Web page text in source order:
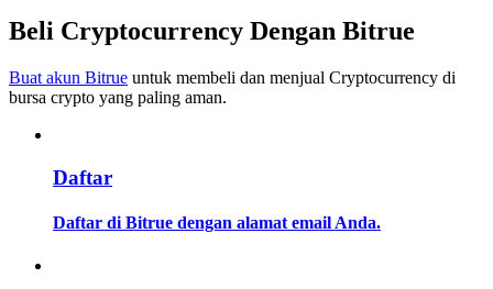
Informasi
Beli Cryptocurrency Dengan Bitrue
Buat akun Bitrue untuk membeli dan menjual Cryptocurrency di
bursa crypto yang paling aman.
Daftar
Daftar di Bitrue dengan alamat email Anda.